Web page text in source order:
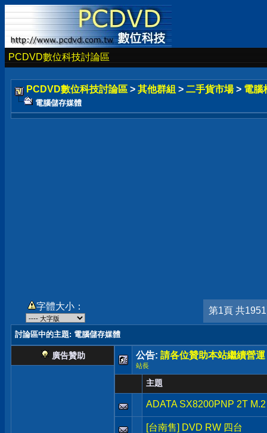
PCDVD數位科技討論區
PCDVD數位科技討論區 > 其他群組 > 二手貨市場 > 電腦
電腦儲存媒體
字體大小： 第1頁 共
討論區中的主題: 電腦儲存媒體
廣告贊助 公告: 請各位贊助本站繼續營運
站長
主題
ADATA SX8200PNP 2T
[台南售] DVD RW 四台